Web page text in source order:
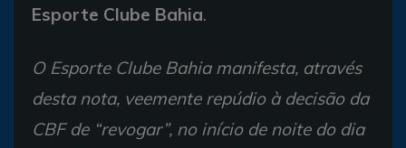
Esporte Clube Bahia.
O Esporte Clube Bahia manifesta, através
desta nota, veemente repúdio à decisão da
CBF de “revogar”, no início de noite do dia